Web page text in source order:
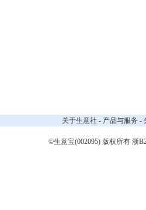
关于生意社 - 产品与服务 -
©生意宝(002095) 版权所有 浙